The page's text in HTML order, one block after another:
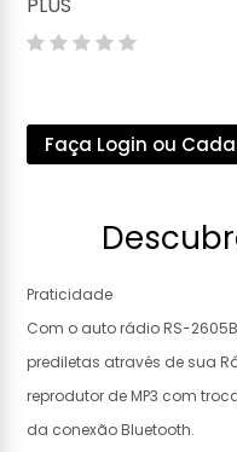
PLUS
Faça Login ou
Praticidade
Com o auto rádio RS-
prediletas através de sua
reprodutor de MP3 com
da conexão Bluetooth.